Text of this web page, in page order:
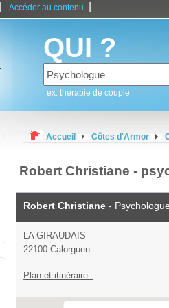
Accéder au contenu
QUI ?
ex: thérapie de couple
Accueil Côtes d'Armor
Robert Christiane -
Robert Christiane -
LA GIRAUDAIS
22100 Calorguen
Plan et itinéraire :